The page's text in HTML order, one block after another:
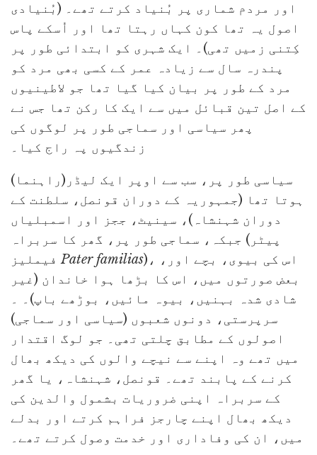
اور مردم شماری پر بُنیاد کرتے تھے۔ (بُنیادی
اصول یہ تھا کون کہاں رہتا تھا اور اُسکے پاس
کِتنی زمیں تھی)۔ ایک شہری کو ابتدائی طور پر
پندرہ سال سے زیادہ عمر کے کسی بھی مرد کو
مرد کے طور پر بیان کیا گیا تھا جو لاطینیوں
کے اصل تین قبائل میں سے ایک کا رکن تھا جس نے
پھر سیاسی اور سماجی طور پر لوگوں کی
زندگیوں پہ راج کیا۔
سیاسی طور پر، سب سے اوپر ایک لیڈر(راہنما)
ہوتا تھا (جمہوریہ کے دوران قونصل، سلطنت کے
دوران شہنشاہ)، سینیٹ، ججز اور اسمبلیاں
جبکہ، سماجی طور پر، گھر کا سربراہ (پیٹر
فیملیزPater familias)، اس کی بیوی، بچے اور،
بعض صورتوں میں، اس کا بڑھا ہوا خاندان (غیر
شادی شدہ بہنیں، بیوہ مائیں، بوڑھے باپ)۔ ۔
سرپرستی، دونوں شعبوں (سیاسی اور سماجی)
اصولوں کے مطابق چلتی تھی۔ جو لوگ اقتدار
میں تھے وہ اپنے سے نیچے والوں کی دیکھ بھال
کرنے کے پابند تھے۔ قونصل، شہنشاہ، یا گھر
کے سربراہ اپنی ضروریات بشمول والدین کی
دیکھ بھال اپنے چارجز فراہم کرتے اور بدلے
میں، ان کی وفاداری اور خدمت وصول کرتے تھے۔